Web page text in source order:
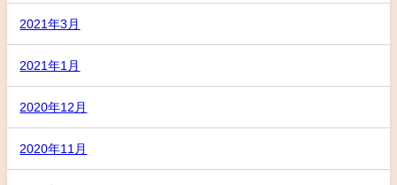
2021年3月
2021年1月
2020年12月
2020年11月